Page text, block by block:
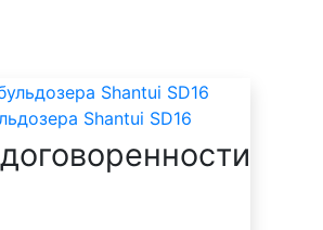
Shantui SD16